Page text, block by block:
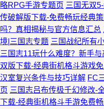
略RPG手游专题页 三国无双
传破解版下载-免费畅玩经典
吗？真相揭秘与官方信息汇总
境|三国志专题 三国战纪所有
三国志11玩什么难度？新手
双版下载-经典街机格斗游戏
汉室复兴条件与技巧详解 FC
页 三国志吕布传极千幻修改-
下载-经典街机格斗手游免费